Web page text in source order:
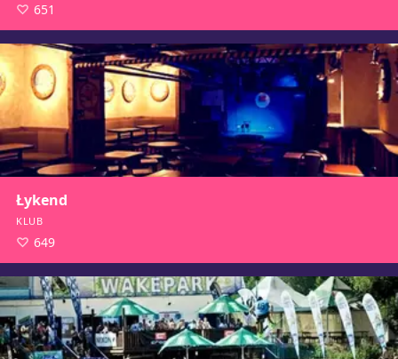
651
Łykend
KLUB
649